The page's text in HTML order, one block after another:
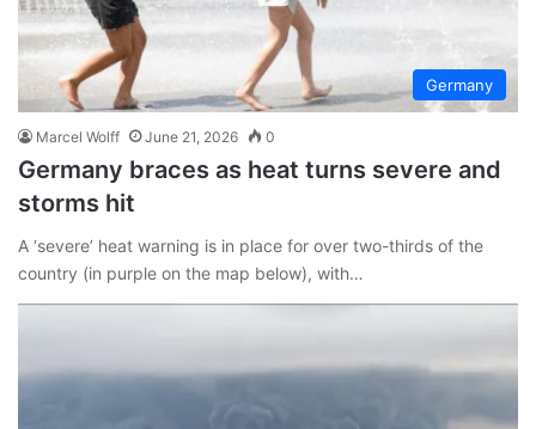
Germany
Marcel Wolff June 21, 2026 0
Germany braces as heat turns severe and
storms hit
A ‘severe’ heat warning is in place for over two-thirds of the
country (in purple on the map below), with…